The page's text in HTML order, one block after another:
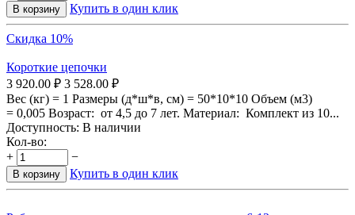
В корзину Купить в один клик
Скидка 10%
Короткие цепочки
3 920.00 ₽ 3 528.00 ₽
Вес (кг) = 1 Размеры (д*ш*в, см) = 50*10*10 Объем (м3)
= 0,005 Возраст: от 4,5 до 7 лет. Материал: Комплект из 10...
Доступность: В наличии
Кол-во:
+
−
В корзину Купить в один клик